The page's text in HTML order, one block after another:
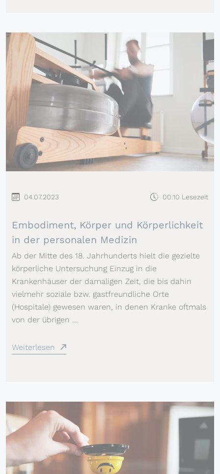
04.07.2023 00:10 Lesezeit
Embodiment, Körper und Körperlichkeit
in der personalen Medizin
Ab der Mitte des 18. Jahrhunderts hielt die gezielte
körperliche Untersuchung Einzug in die
Krankenhäuser der damaligen Zeit, die bis dahin
vielmehr soziale bzw. gastfreundliche Orte
(Hospitale) gewesen waren, in denen Kranke oftmals
von der übrigen ...
Weiterlesen